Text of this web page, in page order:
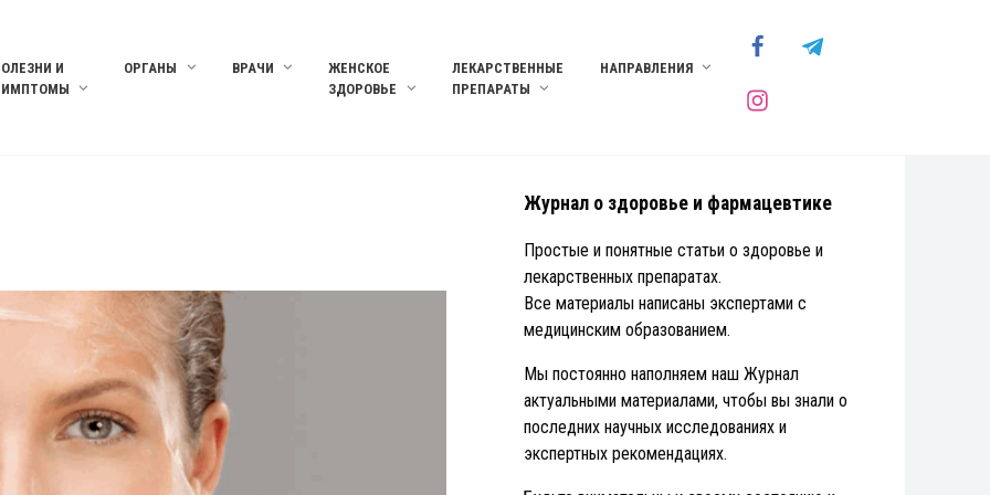
И
ОРГАНЫ ВРАЧИ
ЖЕНСКОЕ
ЗДОРОВЬЕ
ЛЕКАРСТВЕННЫЕ
ПРЕПАРАТЫ
НАПРАВЛЕНИЯ
Журнал о здоровье и фармацевтике
Простые и понятные статьи о здоровье и
лекарственных препаратах.
Все материалы написаны экспертами с
медицинским образованием.
Мы постоянно наполняем наш Журнал
актуальными материалами, чтобы вы знали о
последних научных исследованиях и
экспертных рекомендациях.